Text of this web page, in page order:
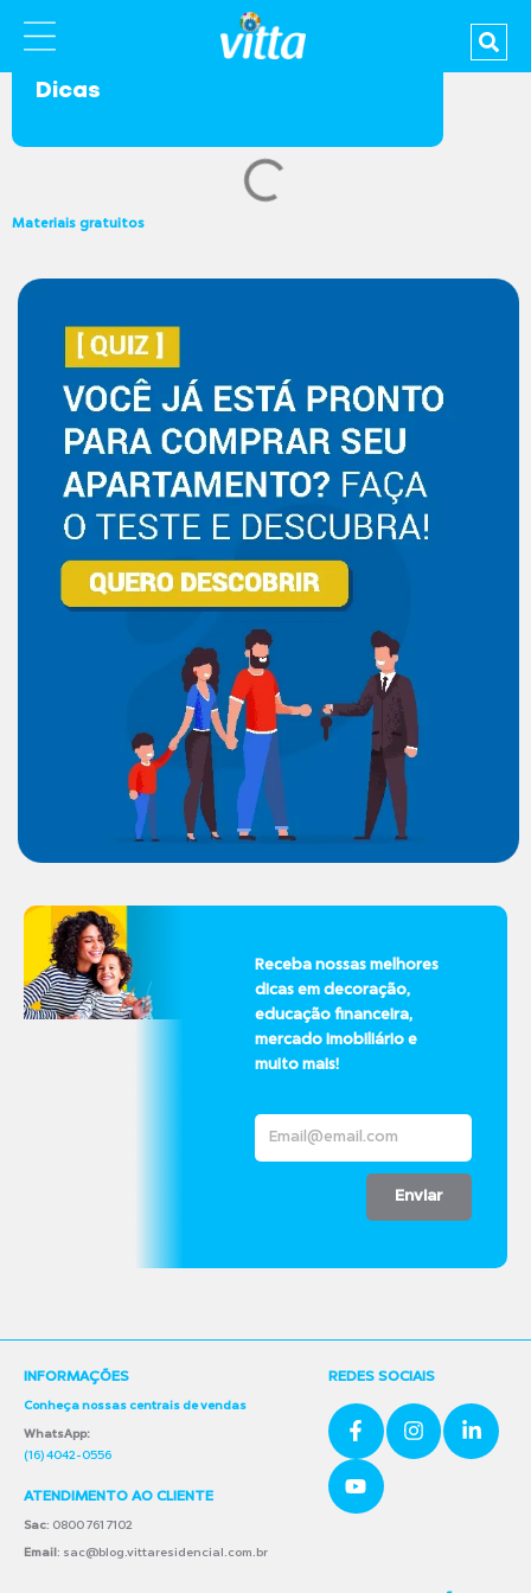
Dicas
Materiais gratuitos
Receba nossas melhores
dicas em decoração,
educação financeira,
mercado imobiliário e
muito mais!
Enviar
INFORMAÇÕES
Conheça nossas centrais de vendas
WhatsApp:
(16) 4042-0556
ATENDIMENTO AO CLIENTE
Sac: 0800 761 7102
Email : sac@blog.vittaresidencial.com.br
REDES SOCIAIS